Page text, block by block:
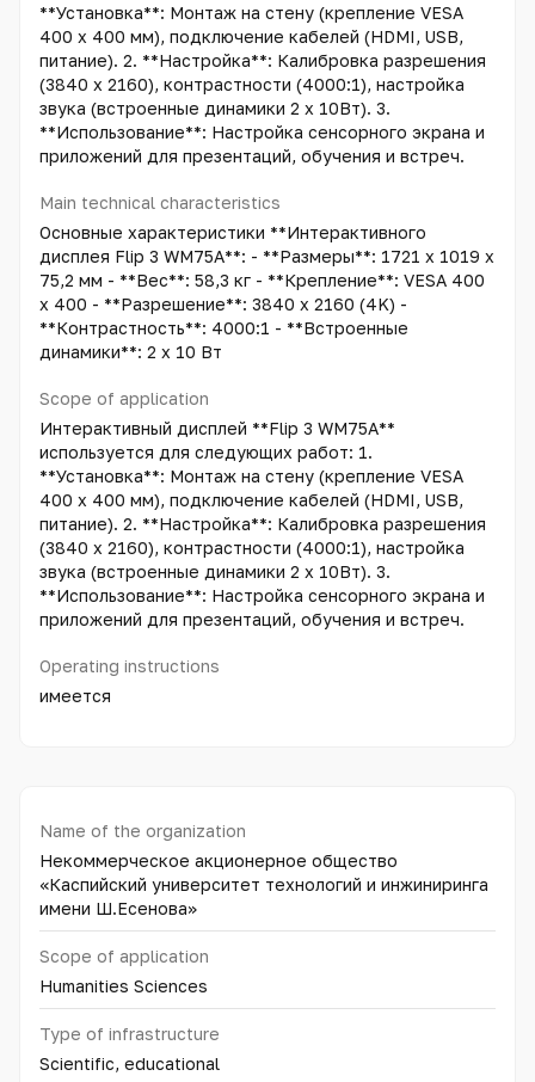
**Установка**: Монтаж на стену (крепление VESA
400 x 400 мм), подключение кабелей (HDMI, USB,
питание). 2. **Настройка**: Калибровка разрешения
(3840 x 2160), контрастности (4000:1), настройка
звука (встроенные динамики 2 x 10Вт). 3.
**Использование**: Настройка сенсорного экрана и
приложений для презентаций, обучения и встреч.
Main technical characteristics
Основные характеристики **Интерактивного
дисплея Flip 3 WM75A**: - **Размеры**: 1721 x 1019 x
75,2 мм - **Вес**: 58,3 кг - **Крепление**: VESA 400
x 400 - **Разрешение**: 3840 x 2160 (4K) -
**Контрастность**: 4000:1 - **Встроенные
динамики**: 2 x 10 Вт
Scope of application
Интерактивный дисплей **Flip 3 WM75A**
используется для следующих работ: 1.
**Установка**: Монтаж на стену (крепление VESA
400 x 400 мм), подключение кабелей (HDMI, USB,
питание). 2. **Настройка**: Калибровка разрешения
(3840 x 2160), контрастности (4000:1), настройка
звука (встроенные динамики 2 x 10Вт). 3.
**Использование**: Настройка сенсорного экрана и
приложений для презентаций, обучения и встреч.
Operating instructions
имеется
Name of the organization
Некоммерческое акционерное общество
«Каспийский университет технологий и инжиниринга
имени Ш.Есенова»
Scope of application
Humanities Sciences
Type of infrastructure
Scientific, educational